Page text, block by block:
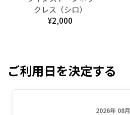
クレス（シロ）
¥2,000
ご利用日を決定する
2026年 08月